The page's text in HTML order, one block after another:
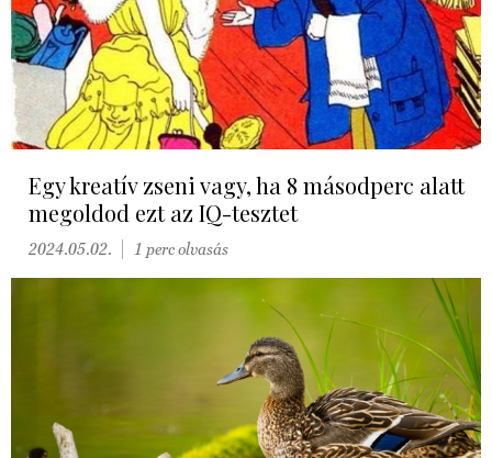
Egy kreatív zseni vagy, ha 8 másodperc alatt
megoldod ezt az IQ-tesztet
2024.05.02. 1 perc olvasás